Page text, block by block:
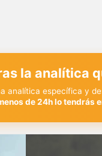
la analítica
analítica específica y
de 24h lo tendrás